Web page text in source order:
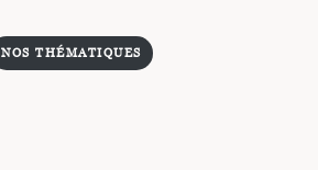
NOS THÉMATIQUES